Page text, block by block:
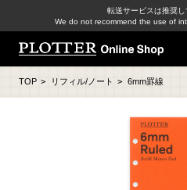
転送サービスは推奨
We do not recommend the use of
TOP > リフィル/ノート > 6mm罫線